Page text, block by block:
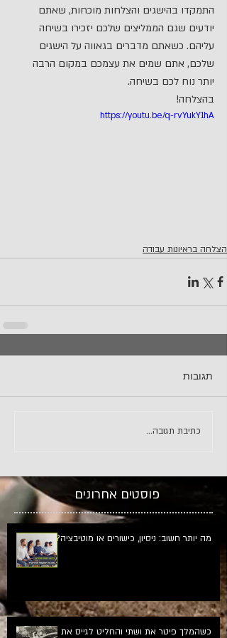
התמקדו בהישגים והצלחות מוכחות, שאתם
יודעים שגם הממליצים שלכם יזכירו בשיחה
עליהם. כשאתם מדברים בגאווה על הישגים
שלכם, אתם שמים את עצמכם במקום הרבה
יותר נוח לכם בשיחה.
בהצלחה!
https://youtu.be/q-rvYukY1hA
הצלחה בראיונות עבודה
תגובות
כתיבת תגובה...
פוסטים אחרונים
מה יותר חשוב: ניסיון, כישורים או מוטיבציה?
כשהמלך פיטר את ושתי והחליט לגייס את